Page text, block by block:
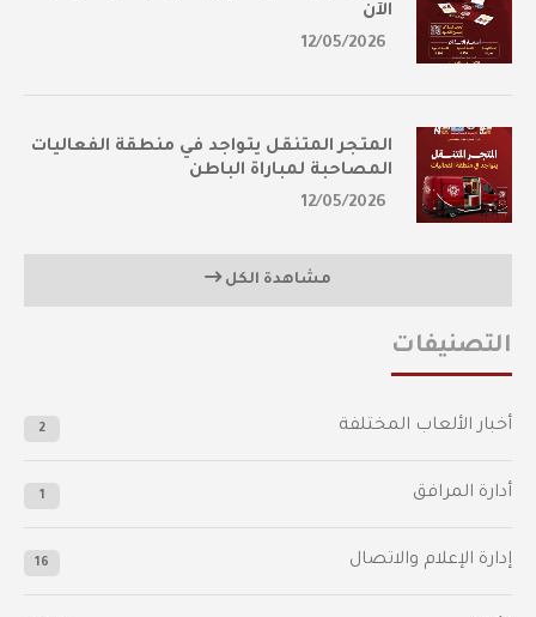
الآن
12/05/2026
المتجر المتنقل يتواجد في منطقة الفعاليات
المصاحبة لمباراة الباطن
12/05/2026
مشاهدة الكل
التصنيفات
أخبار الألعاب المختلفة 2
أدارة المرافق 1
إدارة الإعلام والاتصال 16